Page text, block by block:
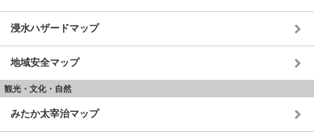
浸水ハザードマップ
地域安全マップ
観光・文化・自然
みたか太宰治マップ